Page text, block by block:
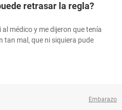
retrasar la regla?
médico y me dijeron que tenía
tan mal, que ni siquiera pude
Embarazo